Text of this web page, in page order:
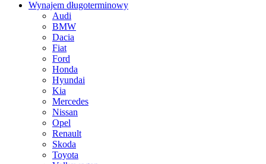
Wynajem długoterminowy
Audi
BMW
Dacia
Fiat
Ford
Honda
Hyundai
Kia
Mercedes
Nissan
Opel
Renault
Skoda
Toyota